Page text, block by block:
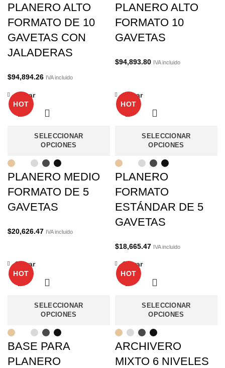
PLANERO ALTO
FORMATO DE 10
GAVETAS CON
JALADERAS
$94,894.26 IVA incluido
PLANERO ALTO
FORMATO 10
GAVETAS
$94,893.80 IVA incluido
HOT
SELECCIONAR
OPCIONES
Cerrar
PLANERO MEDIO
FORMATO DE 5
GAVETAS
$20,626.47 IVA incluido
HOT
SELECCIONAR
OPCIONES
Cerrar
PLANERO
FORMATO
ESTÁNDAR DE 5
GAVETAS
$18,665.47 IVA incluido
HOT
SELECCIONAR
OPCIONES
Cerrar
BASE PARA
PLANERO
HOT
SELECCIONAR
OPCIONES
Cerrar
ARCHIVERO
MIXTO 6 NIVELES